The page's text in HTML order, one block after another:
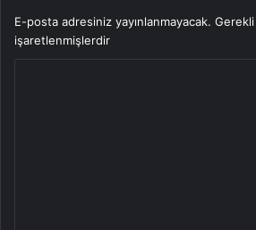
E-posta adresiniz yayınlanmayacak.
işaretlenmişlerdir